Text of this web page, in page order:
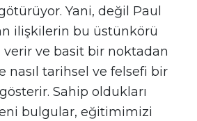
Yani, değil Paul
ilişkilerin bu üstünkörü
verir ve basit bir noktadan
nasıl tarihsel ve felsefi bir
Sahip oldukları
bulgular, eğitimimizi